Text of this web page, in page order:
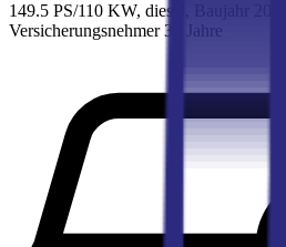
149.5 PS/110 KW, diesel, Baujahr 2016,
Versicherungsnehmer 30 Jahre